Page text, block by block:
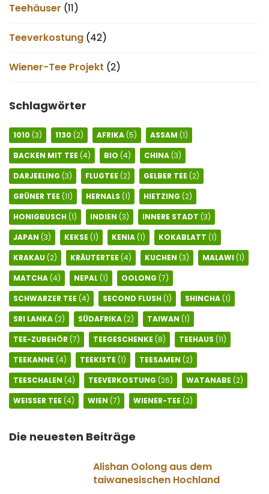
Teehäuser (11)
Teeverkostung (42)
Wiener-Tee Projekt (2)
Schlagwörter
1010 (3) 1130 (2) AFRIKA(5) ASSAM (1)
BACKEN MIT TEE (4) BIO (4) CHINA(3)
DARJEELING (3) FLUGTEE (2) GELBER TEE (2)
GRÜNER TEE (11) HERNALS (1) HIETZING (2)
HONIGBUSCH(1) INDIEN (3) INNERE STADT (3)
JAPAN (3) KEKSE (1) KENIA(1) KOKABLATT (1)
KRAKAU(2) KRÄUTERTEE (4) KUCHEN (3) MALAWI(1)
MATCHA(4) NEPAL(1) OOLONG (7)
SCHWARZER TEE (4) SECOND FLUSH(1) SHINCHA(1)
SRI LANKA(2) SÜDAFRIKA(2) TAIWAN (1)
TEE-ZUBEHÖR (7) TEEGESCHENKE (8) TEEHAUS (11)
TEEKANNE (4) TEEKISTE (1) TEESAMEN (2)
TEESCHALEN (4) TEEVERKOSTUNG (26) WATANABE (2)
WEISSER TEE
(4) WIEN (7) WIENER-TEE (2)
Die neuesten Beiträge
Alishan Oolong aus dem
taiwanesischen Hochland